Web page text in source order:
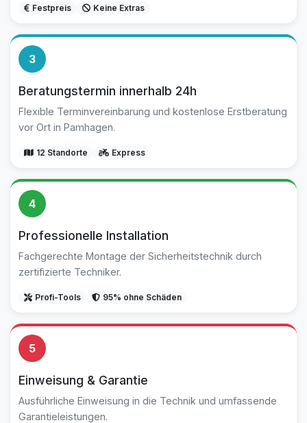
Festpreis Keine Extras
3
Beratungstermin innerhalb 24h
Flexible Terminvereinbarung und kostenlose Erstberatung
vor Ort in Pamhagen.
12 Standorte Express
4
Professionelle Installation
Fachgerechte Montage der Sicherheitstechnik durch
zertifizierte Techniker.
Profi-Tools 95% ohne Schäden
5
Einweisung & Garantie
Ausführliche Einweisung in die Technik und umfassende
Garantieleistungen.